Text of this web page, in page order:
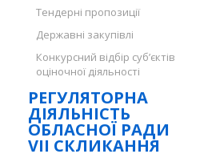
Тендерні пропозиції
Державні закупівлі
Конкурсний відбір суб’єктів
оціночної діяльності
РЕГУЛЯТОРНА
ДІЯЛЬНІСТЬ
ОБЛАСНОЇ РАДИ
VII СКЛИКАННЯ